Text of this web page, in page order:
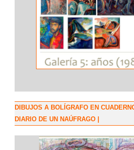
DIBUJOS A BOLÍGRAFO EN
DIARIO DE UN NAÚFRAGO |